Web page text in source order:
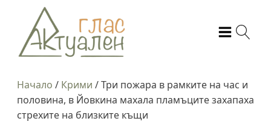
Начало / Крими /Три пожара в рамките на час и
половина, в Йовкина махала пламъците захапаха
стрехите на близките къщи